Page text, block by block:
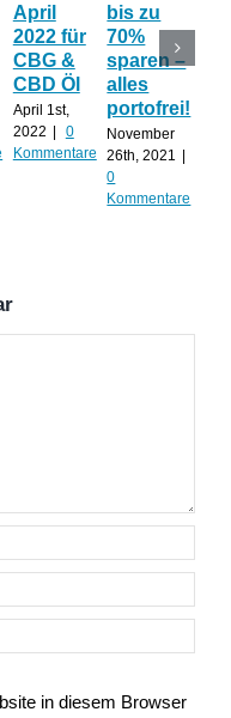
April
2022 für
CBG &
CBD Öl
April 1st,
2022 |
0
Kommentare
bis zu
70%
sparen –
alles
portofrei!
November
26th, 2021
|
0
Kommentare
in diesem Browser